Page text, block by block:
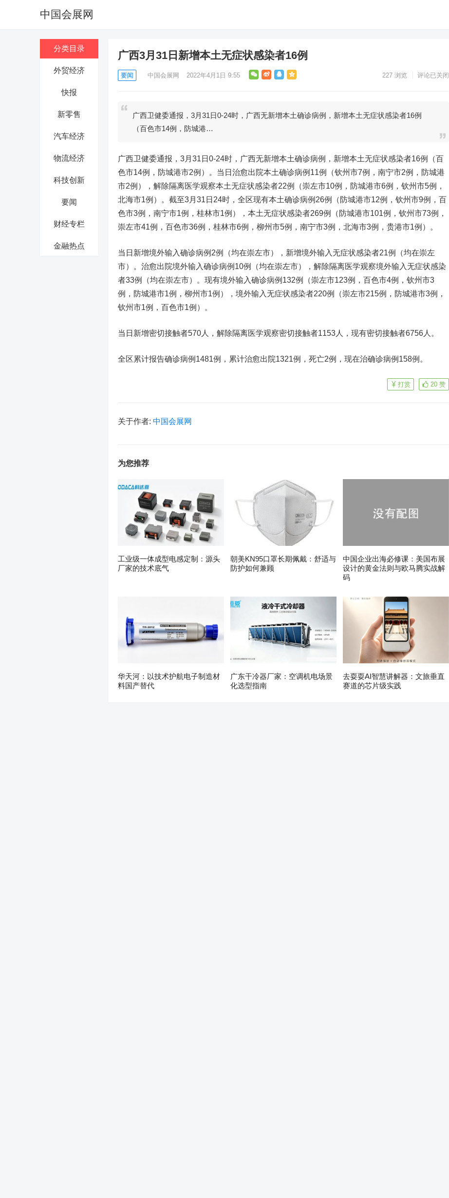
中国会展网
分类目录
外贸经济
快报
新零售
汽车经济
物流经济
科技创新
要闻
财经专栏
金融热点
广西3月31日新增本土无症状感染者16例
要闻 中国会展网 2022年4月1日 9:55 227 浏览 评论已关闭
广西卫健委通报，3月31日0-24时，广西无新增本土确诊病例，新增本土无症状感染者16例
（百色市14例，防城港…
广西卫健委通报，3月31日0-24时，广西无新增本土确诊病例，新增本土无症状感染者16例（百
色市14例，防城港市2例）。当日治愈出院本土确诊病例11例（钦州市7例，南宁市2例，防城港
市2例），解除隔离医学观察本土无症状感染者22例（崇左市10例，防城港市6例，钦州市5例，
北海市1例）。截至3月31日24时，全区现有本土确诊病例26例（防城港市12例，钦州市9例，百
色市3例，南宁市1例，桂林市1例），本土无症状感染者269例（防城港市101例，钦州市73例，
崇左市41例，百色市36例，桂林市6例，柳州市5例，南宁市3例，北海市3例，贵港市1例）。
当日新增境外输入确诊病例2例（均在崇左市），新增境外输入无症状感染者21例（均在崇左
市）。治愈出院境外输入确诊病例10例（均在崇左市），解除隔离医学观察境外输入无症状感染
者33例（均在崇左市）。现有境外输入确诊病例132例（崇左市123例，百色市4例，钦州市3
例，防城港市1例，柳州市1例），境外输入无症状感染者220例（崇左市215例，防城港市3例，
钦州市1例，百色市1例）。
当日新增密切接触者570人，解除隔离医学观察密切接触者1153人，现有密切接触者6756人。
全区累计报告确诊病例1481例，累计治愈出院1321例，死亡2例，现在治确诊病例158例。
20 赞
打赏
关于作者: 中国会展网
为您推荐
工业级一体成型电感定制：源头
厂家的技术底气
朝美KN95口罩长期佩戴：舒适与
防护如何兼顾
中国企业出海必修课：美国布展
设计的黄金法则与欧马腾实战解
码
华天河：以技术护航电子制造材
料国产替代
广东干冷器厂家：空调机电场景
化选型指南
去耍耍AI智慧讲解器：文旅垂直
赛道的芯片级实践